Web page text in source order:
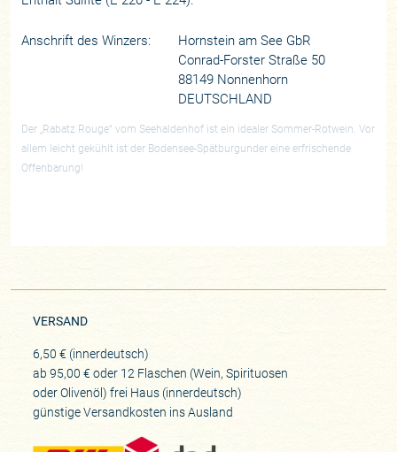
Anschrift des Winzers:
Hornstein am See GbR
Conrad-Forster Straße 50
88149 Nonnenhorn
DEUTSCHLAND
Der „Rabatz Rouge“ vom Seehaldenhof ist ein idealer Sommer-Rotwein. Vor
allem leicht gekühlt ist der Bodensee-Spätburgunder eine erfrischende
Offenbarung!
VERSAND
6,50 € (innerdeutsch)
ab 95,00 € oder 12 Flaschen (Wein, Spirituosen
oder Olivenöl) frei Haus (innerdeutsch)
günstige Versandkosten ins Ausland